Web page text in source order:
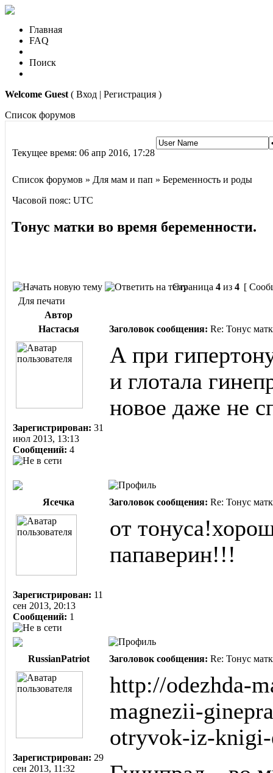
Главная
FAQ
Поиск
Welcome Guest ( Вход | Регистрация )
Список форумов
Текущее время: 06 апр 2016, 17:28
Список форумов » Для мам и пап » Беременность и роды
Часовой пояс: UTC
Тонус матки во время беременности.
Страница 4 из 4 [
Для печати
Автор
Настасья
Заголовок сообщения: Re: Тонус
Зарегистрирован: 31
июл 2013, 13:13
Сообщений: 4
А при
и глотала
новое даже не
Ясечка Заголовок сообщения: Re: Тонус
Зарегистрирован: 11
сен 2013, 20:13
Сообщений: 1
от
папаверин!!!
RussianPatriot Заголовок сообщения: Re: Тонус
Зарегистрирован: 29
сен 2013, 11:32
http://odezhda-
magnezii-
otryvok-iz-